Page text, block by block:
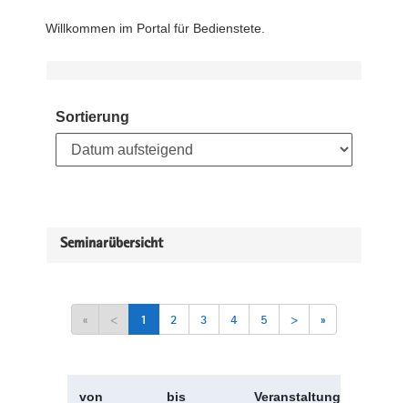
Willkommen im Portal für Bedienstete.
Sortierung
Seminarübersicht
« < 1 2 3 4 5 > »
von bis Veranstaltungskürzel